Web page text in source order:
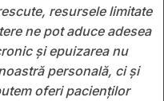
resursele limitate
ne pot aduce adesea
și epuizarea nu
personală, ci și
oferi pacienților